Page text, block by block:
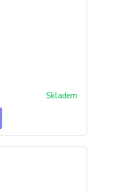
Skladem